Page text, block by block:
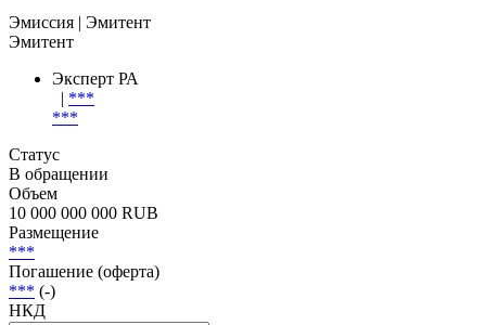
Эмиссия | Эмитент
Эмитент
Эксперт РА
| ***
***
Статус
В обращении
Объем
10 000 000 000 RUB
Размещение
***
Погашение (оферта)
*** (-)
НКД